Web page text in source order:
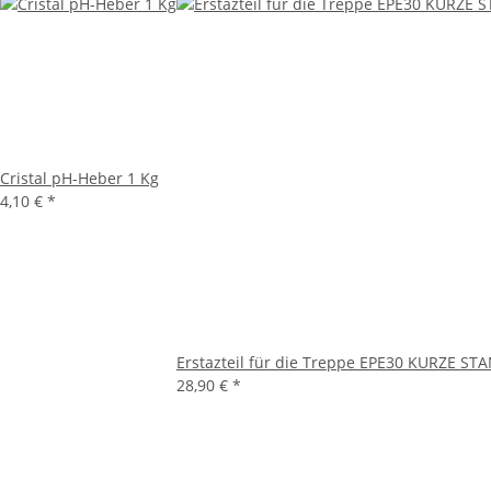
Cristal pH-Heber 1 Kg
4,10 € *
Erstazteil für die Treppe EPE30 KURZE
28,90 € *